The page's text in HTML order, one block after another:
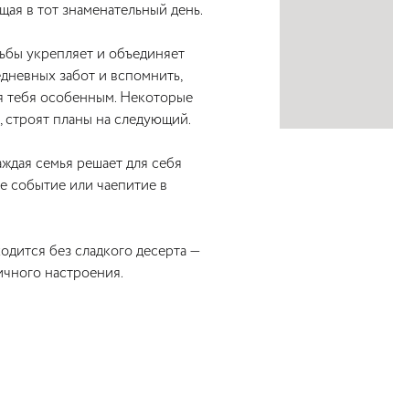
в тот знаменательный день.
укрепляет и объединяет
забот и вспомнить,
тебя особенным. Некоторые
строят планы на следующий.
семья решает для себя
событие или чаепитие в
без сладкого десерта —
настроения.